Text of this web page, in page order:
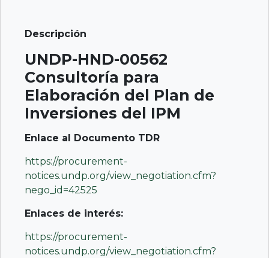
e
b
o
o
k
ts
A
p
p
Descripción
UNDP-HND-00562
Consultoría para
Elaboración del Plan de
Inversiones del IPM
Enlace al Documento TDR
https://procurement-
notices.undp.org/view_negotiation.cfm?
nego_id=42525
Enlaces de interés:
https://procurement-
notices.undp.org/view_negotiation.cfm?